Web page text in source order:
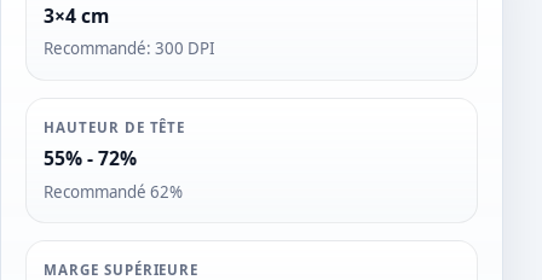
3×4 cm
Recommandé: 300 DPI
HAUTEUR DE TÊTE
55% - 72%
Recommandé 62%
MARGE SUPÉRIEURE